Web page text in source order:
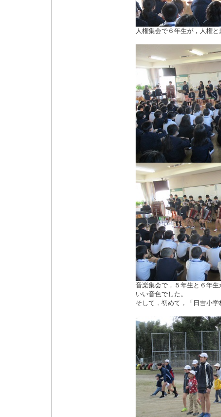
人権集会で６年生が，人権
音楽集会で，５年生と６年
いい音色でした。
そして，初めて，「日吉小